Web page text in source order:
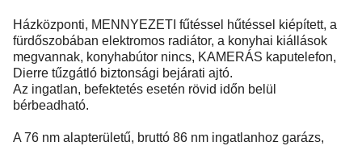
Házközponti, MENNYEZETI fűtéssel hűtéssel kiépített, a
fürdőszobában elektromos radiátor, a konyhai kiállások
megvannak, konyhabútor nincs, KAMERÁS kaputelefon,
Dierre tűzgátló biztonsági bejárati ajtó.
Az ingatlan, befektetés esetén rövid időn belül
bérbeadható.
A 76 nm alapterületű, bruttó 86 nm ingatlanhoz garázs,